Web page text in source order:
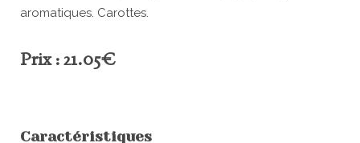
aromatiques. Carottes.
Prix : 21.05€
Caractéristiques